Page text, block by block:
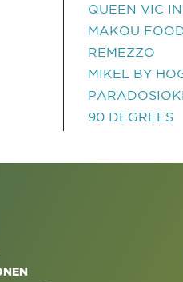
QUEEN VIC
MAKOU
REMEZZO
MIKEL BY
90 DEGREES